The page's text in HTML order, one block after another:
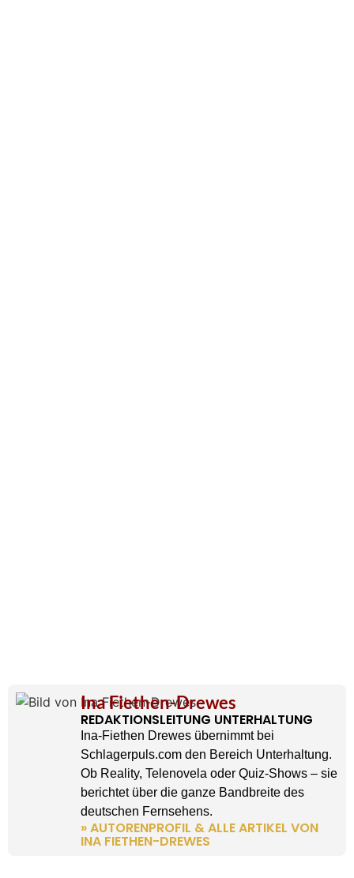
Ina Fiethen-Drewes
REDAKTIONSLEITUNG UNTERHALTUNG
Ina-Fiethen Drewes übernimmt bei
Schlagerpuls.com den Bereich Unterhaltung.
Ob Reality, Telenovela oder Quiz-Shows – sie
berichtet über die ganze Bandbreite des
deutschen Fernsehens.
» AUTORENPROFIL & ALLE ARTIKEL VON
INA FIETHEN-DREWES